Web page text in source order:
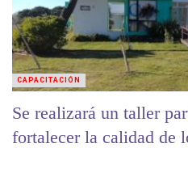
Se realizará un taller
fortalecer la calidad de
CAPACITACIÓN